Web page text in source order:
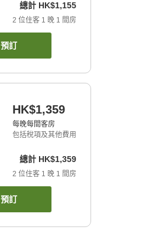
總計 HK$1,155
2 位住客 1 晚 1 間房
預訂
HK$1,359
每晚每間客房
包括稅項及其他費用
總計 HK$1,359
2 位住客 1 晚 1 間房
預訂